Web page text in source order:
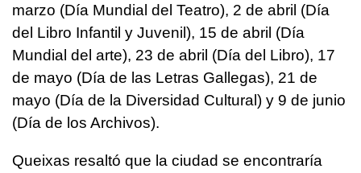
marzo (Día Mundial del Teatro), 2 de abril (Día
del Libro Infantil y Juvenil), 15 de abril (Día
Mundial del arte), 23 de abril (Día del Libro), 17
de mayo (Día de las Letras Gallegas), 21 de
mayo (Día de la Diversidad Cultural) y 9 de junio
(Día de los Archivos).
Queixas resaltó que la ciudad se encontraría